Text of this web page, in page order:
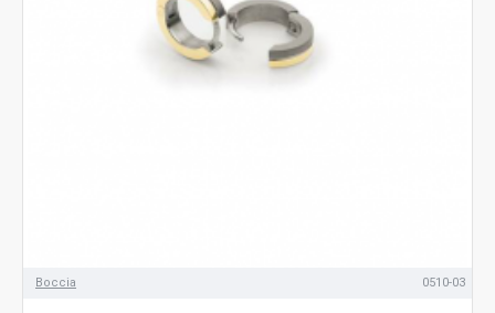
Boccia 0510-03